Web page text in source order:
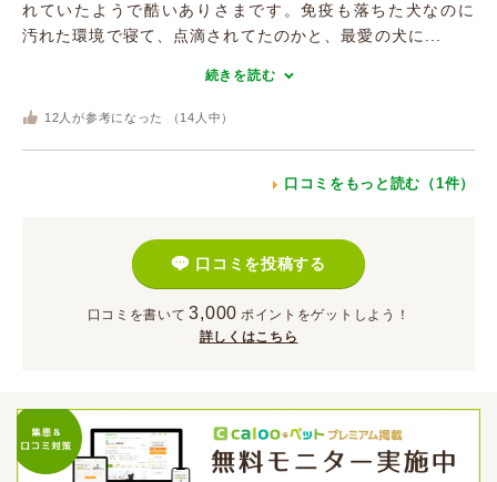
れていたようで酷いありさまです。免疫も落ちた犬なのに
汚れた環境で寝て、点滴されてたのかと、最愛の犬に...
続きを読む
12 人が参考になった （ 14 人中）
口コミをもっと読む（1件）
口コミを投稿する
口コミを書いて 3,000 ポイント をゲットしよう！
詳しくはこちら